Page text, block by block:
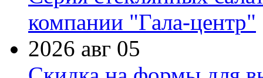
компании "Гала-центр"
2026 авг 05